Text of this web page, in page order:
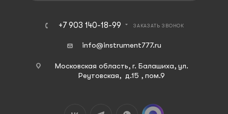
+7 903 140-18-99 ЗАКАЗАТЬ ЗВОНОК
info@instrument777.ru
Московская область, г. Балашиха, ул.
Реутовская, д.15 , пом.9